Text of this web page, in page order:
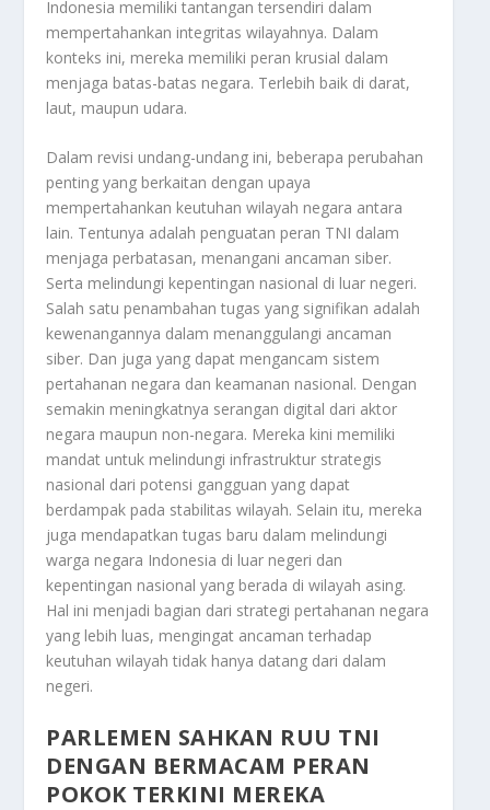
Indonesia memiliki tantangan tersendiri dalam
mempertahankan integritas wilayahnya. Dalam
konteks ini, mereka memiliki peran krusial dalam
menjaga batas-batas negara. Terlebih baik di darat,
laut, maupun udara.
Dalam revisi undang-undang ini, beberapa perubahan
penting yang berkaitan dengan upaya
mempertahankan keutuhan wilayah negara antara
lain. Tentunya adalah penguatan peran TNI dalam
menjaga perbatasan, menangani ancaman siber.
Serta melindungi kepentingan nasional di luar negeri.
Salah satu penambahan tugas yang signifikan adalah
kewenangannya dalam menanggulangi ancaman
siber. Dan juga yang dapat mengancam sistem
pertahanan negara dan keamanan nasional. Dengan
semakin meningkatnya serangan digital dari aktor
negara maupun non-negara. Mereka kini memiliki
mandat untuk melindungi infrastruktur strategis
nasional dari potensi gangguan yang dapat
berdampak pada stabilitas wilayah. Selain itu, mereka
juga mendapatkan tugas baru dalam melindungi
warga negara Indonesia di luar negeri dan
kepentingan nasional yang berada di wilayah asing.
Hal ini menjadi bagian dari strategi pertahanan negara
yang lebih luas, mengingat ancaman terhadap
keutuhan wilayah tidak hanya datang dari dalam
negeri.
PARLEMEN SAHKAN RUU TNI
DENGAN BERMACAM PERAN
POKOK TERKINI MEREKA